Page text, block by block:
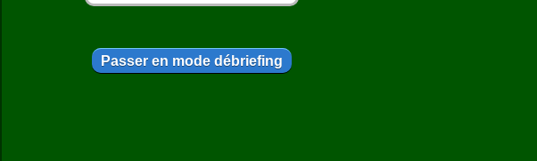
Passer en mode débriefing